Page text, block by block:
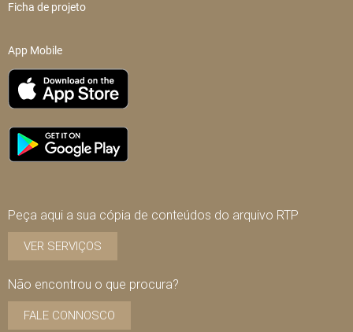
Ficha de projeto
App Mobile
Peça aqui a sua cópia de conteúdos do arquivo RTP
VER SERVIÇOS
Não encontrou o que procura?
FALE CONNOSCO